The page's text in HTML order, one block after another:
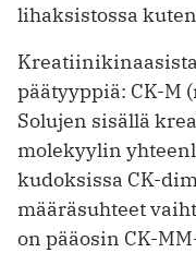
lihaksistossa
päätyyppiä: CK-M
Solujen sisällä
molekyylin
kudoksissa CK-
määräsuhteet
on pääosin CK-